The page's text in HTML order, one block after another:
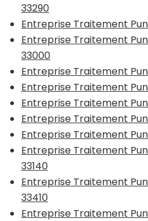
33290
Entreprise Traitement
Entreprise Traitement
33000
Entreprise Traitement
Entreprise Traitement
Entreprise Traitement
Entreprise Traitement
Entreprise Traitement
Entreprise Traitement
33140
Entreprise Traitement
33410
Entreprise Traitement